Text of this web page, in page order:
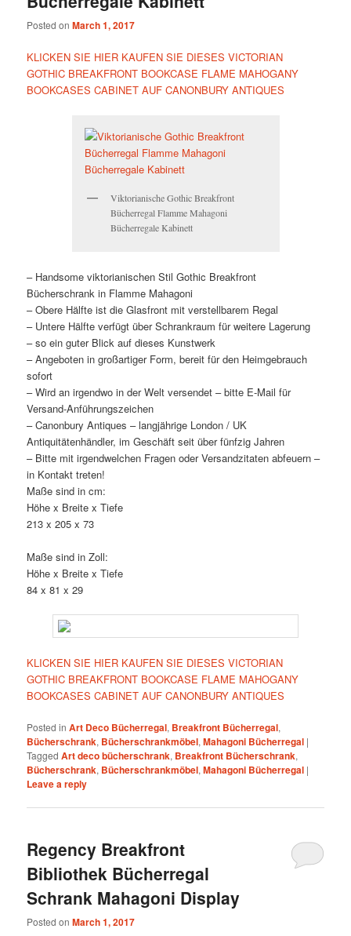
Posted onMarch 1, 2017
KLICKEN SIE HIER KAUFEN SIE DIESES VICTORIAN
GOTHIC BREAKFRONT BOOKCASE FLAME MAHOGANY
BOOKCASES CABINET AUF CANONBURY ANTIQUES
Viktorianische Gothic Breakfront
Bücherregal Flamme Mahagoni
Bücherregale Kabinett
– Handsome viktorianischen Stil Gothic Breakfront
Bücherschrank in Flamme Mahagoni
– Obere Hälfte ist die Glasfront mit verstellbarem Regal
– Untere Hälfte verfügt über Schrankraum für weitere Lagerung
– so ein guter Blick auf dieses Kunstwerk
– Angeboten in großartiger Form, bereit für den Heimgebrauch
sofort
– Wird an irgendwo in der Welt versendet – bitte E-Mail für
Versand-Anführungszeichen
– Canonbury Antiques – langjährige London / UK
Antiquitätenhändler, im Geschäft seit über fünfzig Jahren
– Bitte mit irgendwelchen Fragen oder Versandzitaten abfeuern –
in Kontakt treten!
Maße sind in cm:
Höhe x Breite x Tiefe
213 x 205 x 73
Maße sind in Zoll:
Höhe x Breite x Tiefe
84 x 81 x 29
KLICKEN SIE HIER KAUFEN SIE DIESES VICTORIAN
GOTHIC BREAKFRONT BOOKCASE FLAME MAHOGANY
BOOKCASES CABINET AUF CANONBURY ANTIQUES
Posted in Art Deco Bücherregal, Breakfront Bücherregal,
Bücherschrank, Bücherschrankmöbel,Mahagoni Bücherregal |
Tagged Art deco bücherschrank, Breakfront Bücherschrank,
Bücherschrank, Bücherschrankmöbel,Mahagoni Bücherregal |
Leave a reply
Regency Breakfront
Bibliothek Bücherregal
Schrank Mahagoni Display
Posted onMarch 1, 2017